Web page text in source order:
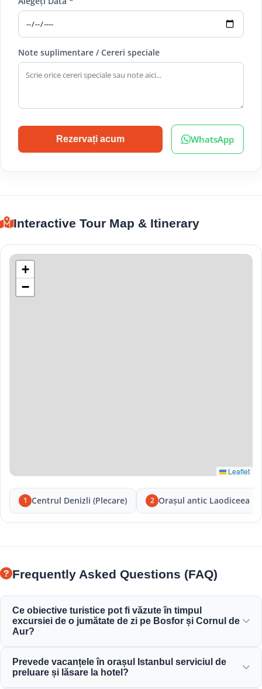
Note suplimentare / Cereri speciale
Rezervați acum WhatsApp
Interactive Tour Map & Itinerary
+
−
Leaflet
1 Centrul Denizli (Plecare) 2 Orașul antic Laodiceea
Frequently Asked Questions (FAQ)
Ce obiective turistice pot fi văzute în timpul
excursiei de o jumătate de zi pe Bosfor și Cornul de
Aur?
Podului Bosfor, Palatului Dolmabahçe, Moscheei Ortaköy,
Cetății Rumeli și a elegantelor conace otomane.
Prevede vacanțele în orașul Istanbul serviciul de
preluare și lăsare la hotel?